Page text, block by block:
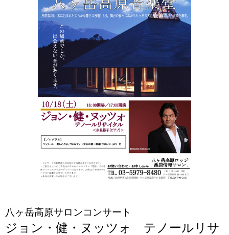
八ヶ岳高原サロンコンサート
ジョン・健・ヌッツォ テノールリサ